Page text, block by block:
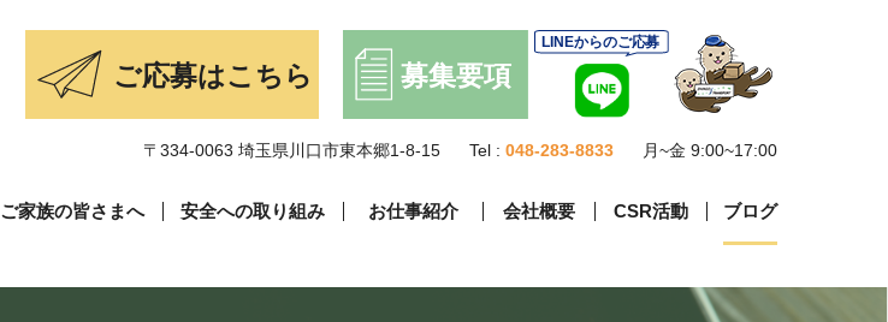
〒334-0063 埼玉県川口市東本郷1-8-15 Tel : 048-283-8833 月~金 9:00~17:00
ご家族の皆さまへ 安全への取り組み お仕事紹介 会社概要 CSR活動 ブログ